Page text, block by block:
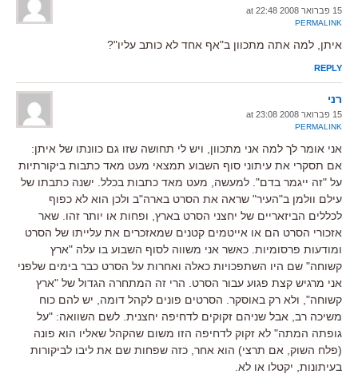
15 פברואר 2008 at 22:48
PERMALINK
איתן, למה אתה מתכוון ב"אף אחד לא כותב עליו"?
REPLY
רני
15 פברואר 2008 at 23:08
PERMALINK
אני אומר לך למה אני מתכוון, ויש לי תחושה שזו גם כוונתו של איתן:
אם תסקרי את עיתוני סוף השבוע תמצאי מעט מאד כתבות ביקורתיות
על "זה ייגמר בדם". למעשה, מעט מאד כתבות בכלל. ישנה כתבתו של
עילם וולמן ב"העיר" שראה את הסרט בארה"ב ולכן הוא לא כפוף
לכללים הביזאריים של יחצני הסרט בארץ, ופחות או יותר זהו. שאר
אזכורי הסרט הם או אייטמים קטנים שמאזכרים את עלייתו של הסרט
ומודעות פרסומיות. כאשר אני משווה לסוף השבוע בו עלה "ארץ
קשוחה" שם היו השתפכויות כאלה ואחרות על הסרט כבר בימים שלפני
אני מרגיש קצת פגוע עבור הסרט. הרי זה המתחרה הגדול של "ארץ
קשוחה", ולא רק באוסקר. הסרטים פונים לקהל דומה, יש להם כוח
משיכה רב, אבל שניהם זקוקים לדחיפה יחצנית. לשם השוואה: "על
גופתה המתה" לא זקוק לדחיפה הזו משום שהקהל שאליו הוא פונה
(פלח השוק, אם תרצי) הוא אחר, כזה שפחות שם את ליבו לביקורות
בעיתונות, יקטלו או לא.